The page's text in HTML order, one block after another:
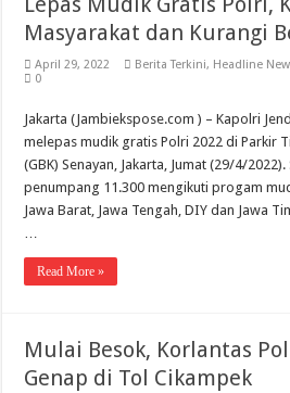
Masyarakat dan Kurangi
April 29, 2022 Berita Terkini, Headline
0
Jakarta (Jambiekspose.com ) – Kapolri
melepas mudik gratis Polri 2022 di Parkir
(GBK) Senayan, Jakarta, Jumat (29/4/
penumpang 11.300 mengikuti progam
Jawa Barat, Jawa Tengah, DIY dan Jawa
…
Read More »
Mulai Besok, Korlantas
Genap di Tol Cikampek